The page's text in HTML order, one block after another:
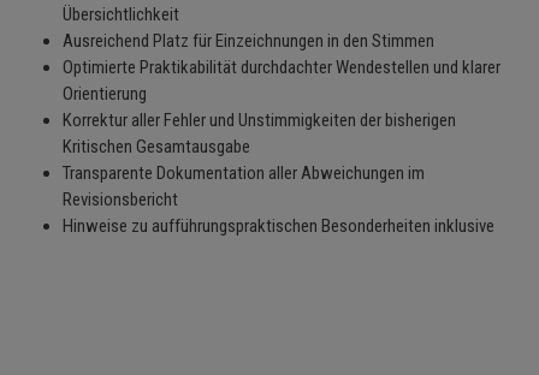
Übersichtlichkeit
Ausreichend Platz für Einzeichnungen in den Stimmen
Optimierte Praktikabilität durchdachter Wendestellen und klarer
Orientierung
Korrektur aller Fehler und Unstimmigkeiten der bisherigen
Kritischen Gesamtausgabe
Transparente Dokumentation aller Abweichungen im
Revisionsbericht
Hinweise zu aufführungspraktischen Besonderheiten inklusive